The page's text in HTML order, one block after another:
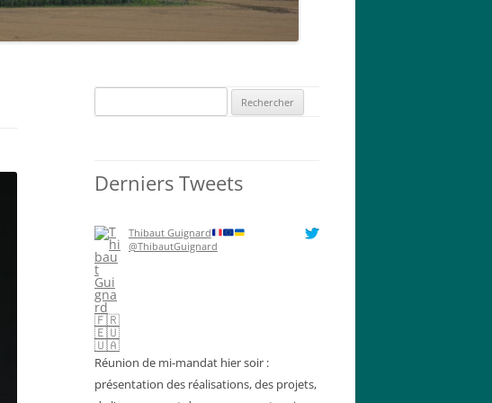
Derniers Tweets
Thibaut Guignard
@ThibautGuignard
Réunion de mi-mandat hier soir :
présentation des réalisations, des projets,